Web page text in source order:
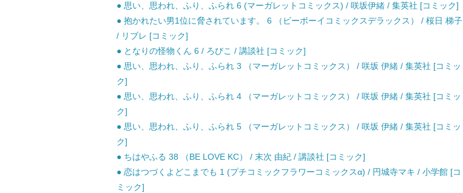
● 思い、思われ、ふり、ふられ 6 (マーガレットコミックス) / 咲坂伊緒 / 集英社 [コミック]
● 抱かれたい男1位に脅されています。 6 （ビーボーイコミックスデラックス） / 桜日 梯子
/ リブレ [コミック]
● となりの怪物くん 6 / ろびこ / 講談社 [コミック]
● 思い、思われ、ふり、ふられ 3 （マーガレットコミックス） / 咲坂 伊緒 / 集英社 [コミッ
ク]
● 思い、思われ、ふり、ふられ 4 （マーガレットコミックス） / 咲坂 伊緒 / 集英社 [コミッ
ク]
● 思い、思われ、ふり、ふられ 5 （マーガレットコミックス） / 咲坂 伊緒 / 集英社 [コミッ
ク]
● ちはやふる 38 （BE LOVE KC） / 末次 由紀 / 講談社 [コミック]
● 恋はつづくよどこまでも 1 (プチコミックフラワーコミックスα) / 円城寺マキ / 小学館 [コ
ミック]